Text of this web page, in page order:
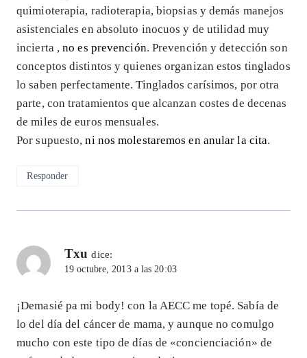
quimioterapia, radioterapia, biopsias y demás manejos
asistenciales en absoluto inocuos y de utilidad muy
incierta ,no es prevención. Prevención y detección son
conceptos distintos y quienes organizan estos tinglados
lo saben perfectamente. Tinglados carísimos, por otra
parte, con tratamientos que alcanzan costes de decenas
de miles de euros mensuales.
Por supuesto,ni nos molestaremos en anular la cita.
Responder
Txu dice:
19 octubre, 2013 a las 20:03
¡Demasié pa mi body! con la AECC me topé. Sabía de
lo del día del cáncer de mama, y aunque no comulgo
mucho con este tipo de días de «concienciación» de